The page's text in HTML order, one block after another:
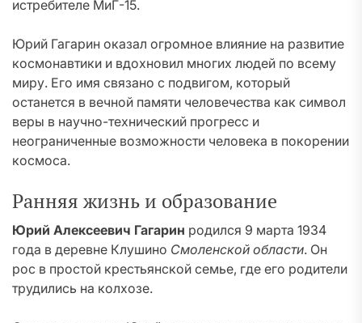
истребителе МиГ-15.
Юрий Гагарин оказал огромное влияние на развитие
космонавтики и вдохновил многих людей по всему
миру. Его имя связано с подвигом, который
останется в вечной памяти человечества как символ
веры в научно-технический прогресс и
неограниченные возможности человека в покорении
космоса.
Ранняя жизнь и образование
Юрий Алексеевич Гагарин родился 9 марта 1934
года в деревне Клушино Смоленской области. Он
рос в простой крестьянской семье, где его родители
трудились на колхозе.